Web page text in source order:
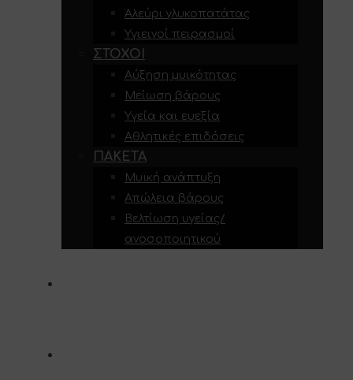
Αλεύρι γλυκοπατάτας
Υγιεινοί πειρασμοί
ΣΤΌΧΟΙ
Αύξηση μυικότητας
Μείωση βάρους
Υγεία και ευεξία
Αθλητικές επιδόσεις
ΠΑΚΈΤΑ
Μυϊκή ανάπτυξη
Απώλεια βάρους
Βελτίωση υγείας/
ανοσοποιητικού